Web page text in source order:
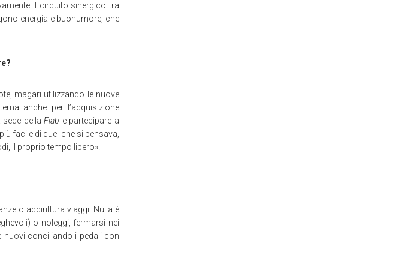
il circuito sinergico tra
energia e buonumore, che
magari utilizzando le nuove
anche per l’acquisizione
sede dellaFiab e partecipare a
facile di quel che si pensava,
il proprio tempo libero».
o addirittura viaggi. Nulla è
o noleggi, fermarsi nei
nuovi conciliando i pedali con